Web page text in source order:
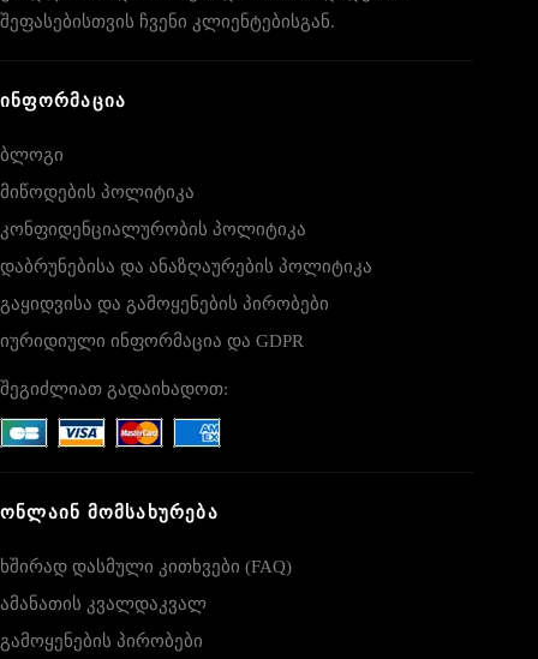
შეფასებისთვის ჩვენი კლიენტებისგან.
ᲘᲜᲤᲝᲠᲛᲐᲪᲘᲐ
ბლოგი
მიწოდების პოლიტიკა
კონფიდენციალურობის პოლიტიკა
დაბრუნებისა და ანაზღაურების პოლიტიკა
გაყიდვისა და გამოყენების პირობები
იურიდიული ინფორმაცია და GDPR
შეგიძლიათ გადაიხადოთ:
ᲝᲜᲚᲐᲘᲜ ᲛᲝᲛᲡᲐᲮᲣᲠᲔᲑᲐ
ხშირად დასმული კითხვები (FAQ)
ამანათის კვალდაკვალ
გამოყენების პირობები